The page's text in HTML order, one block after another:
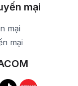
mại
mại
mại